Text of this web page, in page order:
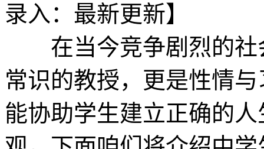
录入：最新更新】
在当今竞争剧烈的社
常识的教授，更是性情
能协助学生建立正